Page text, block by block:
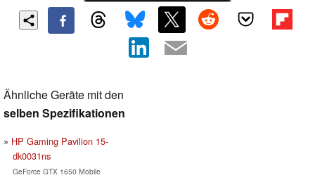
Ähnliche Geräte mit den
selben Spezifikationen
HP Gaming Pavilion 15-
dk0031ns
GeForce GTX 1650 Mobile